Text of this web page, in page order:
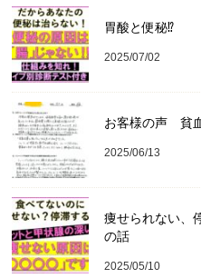
胃酸と便秘⁉︎
2025/07/02
お客様の声 貧
2025/06/13
痩せられない、
の話
2025/05/10